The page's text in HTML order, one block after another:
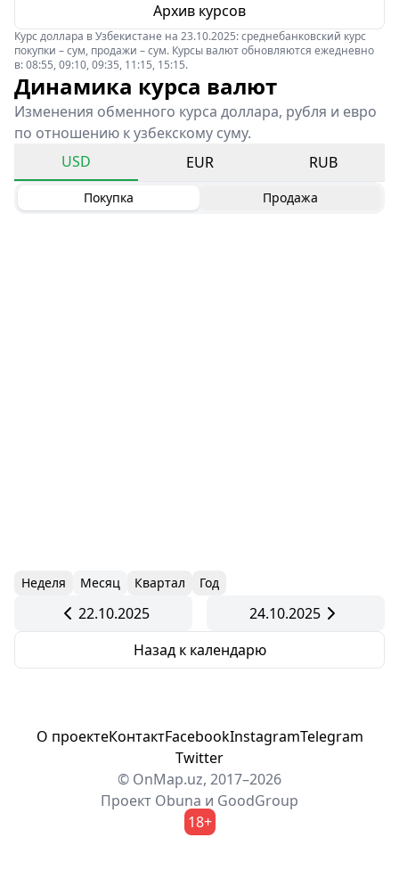
Архив курсов
Курс доллара в Узбекистане на 23.10.2025: среднебанковский курс
покупки – сум, продажи – сум. Курсы валют обновляются ежедневно
в: 08:55, 09:10, 09:35, 11:15, 15:15.
Динамика курса валют
Изменения обменного курса доллара, рубля и евро
по отношению к узбекскому суму.
USD
EUR RUB
Покупка Продажа
Неделя Месяц Квартал Год
22.10.2025
24.10.2025
Назад к календарю
О проектеКонтактFacebookInstagramTelegram
Twitter
© OnMap.uz, 2017–2026
Проект Obuna и GoodGroup
18+